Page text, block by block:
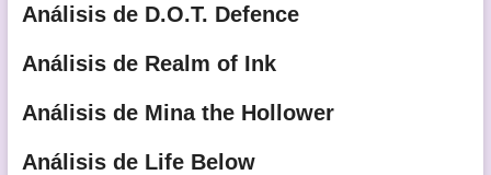
Análisis de D.O.T. Defence
Análisis de Realm of Ink
Análisis de Mina the Hollower
Análisis de Life Below